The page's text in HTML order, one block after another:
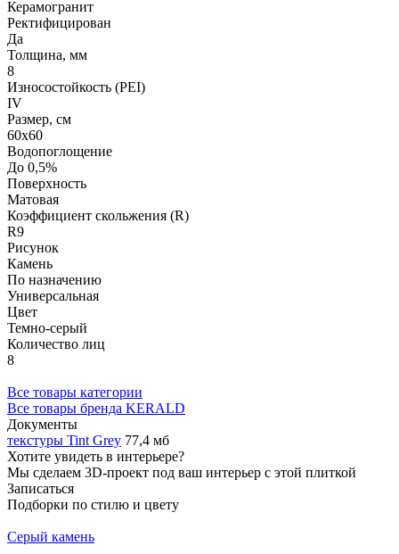
Керамогранит
Ректифицирован
Да
Толщина, мм
8
Износостойкость (PEI)
IV
Размер, см
60х60
Водопоглощение
До 0,5%
Поверхность
Матовая
Коэффициент скольжения (R)
R9
Рисунок
Камень
По назначению
Универсальная
Цвет
Темно-серый
Количество лиц
8
Все товары категории
Все товары бренда KERALD
Документы
текстуры Tint Grey 77,4 мб
Хотите увидеть в интерьере?
Мы сделаем 3D-проект под ваш интерьер с этой плиткой
Записаться
Подборки по стилю и цвету
Серый камень